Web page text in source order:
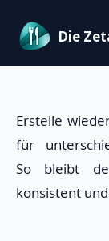
Die
Erstelle
für
So bleibt
konsistent